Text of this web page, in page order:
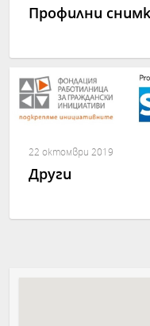
Профилни
22 октомври 2019
Други